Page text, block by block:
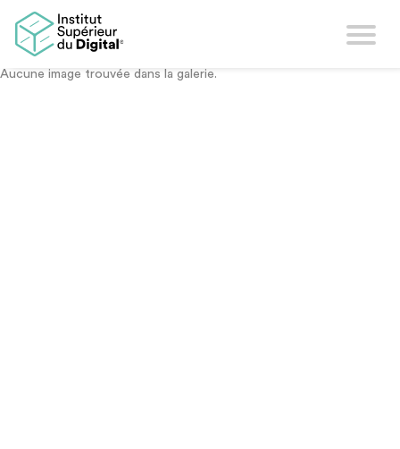
Photos et vidéos
Aucune image trouvée dans la galerie.